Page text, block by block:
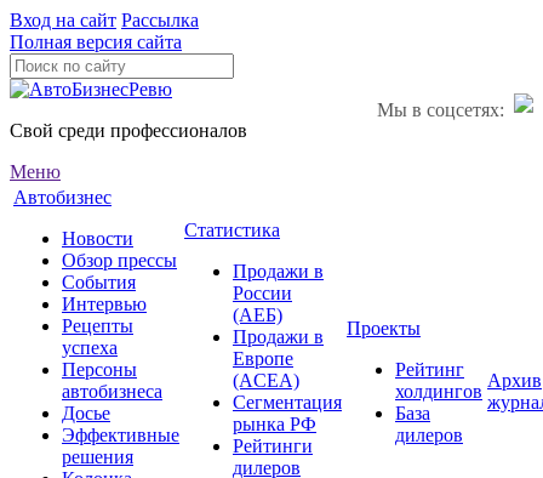
Вход на сайт Рассылка
Полная версия сайта
Мы в соцсетях:
Свой среди профессионалов
Меню
Автобизнес
Новости
Обзор прессы
События
Интервью
Рецепты
успеха
Персоны
автобизнеса
Досье
Эффективные
решения
Статистика
Продажи в
России
(АЕБ)
Продажи в
Европе
(ACEA)
Сегментация
рынка РФ
Рейтинги
дилеров
Проекты
Рейтинг
холдингов
База
дилеров
Архив